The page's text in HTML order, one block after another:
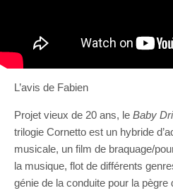
L’avis de Fabien
Projet vieux de 20 ans, le Baby
trilogie Cornetto est un hybride
musicale, un film de braquage/
la musique, flot de différents
génie de la conduite pour la pègre